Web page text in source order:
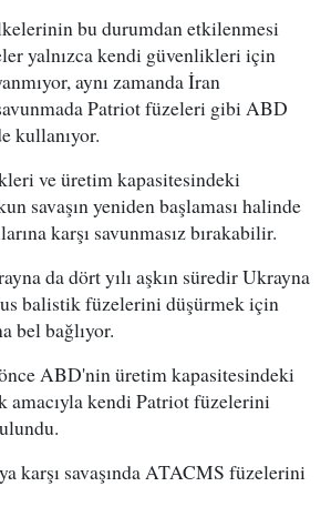
bu durumdan etkilenmesi
yalnızca kendi güvenlikleri için
aynı zamanda İran
savunmada Patriot füzeleri gibi ABD
kullanıyor.
ve üretim kapasitesindeki
savaşın yeniden başlaması halinde
karşı savunmasız bırakabilir.
da dört yılı aşkın süredir Ukrayna
balistik füzelerini düşürmek için
bel bağlıyor.
ABD'nin üretim kapasitesindeki
amacıyla kendi Patriot füzelerini
karşı savaşında ATACMS füzelerini